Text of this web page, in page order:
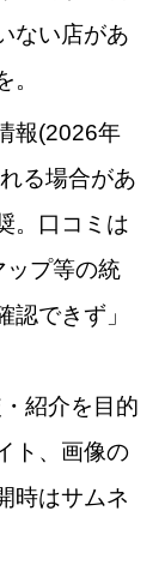
ない店があ
報(2026年
る場合があ
。口コミは
ップ等の統
できず」
紹介を目的
ト、画像の
時はサムネ